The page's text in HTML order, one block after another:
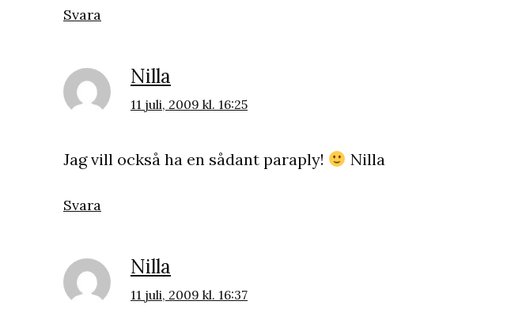
Svara
Nilla
11 juli, 2009 kl. 16:25
Jag vill också ha en sådant paraply! Nilla
Svara
Nilla
11 juli, 2009 kl. 16:37